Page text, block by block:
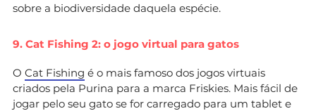
sobre a biodiversidade daquela espécie.
9. Cat Fishing 2: o jogo virtual para gatos
O Cat Fishing é o mais famoso dos jogos virtuais
criados pela Purina para a marca Friskies. Mais fácil de
jogar pelo seu gato se for carregado para um tablet e